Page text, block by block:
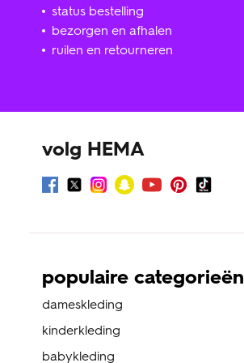
status bestelling
bezorgen en afhalen
ruilen en retourneren
volg HEMA
populaire categorieën
dameskleding
kinderkleding
babykleding